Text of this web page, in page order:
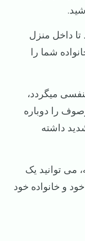
داخل منزل
شما را
میگردد،
را دوباره
داشته
می توانید یک
و خانواده خود